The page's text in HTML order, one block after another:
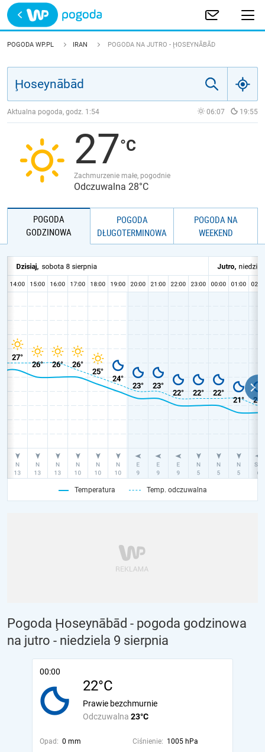
Trwa ładowanie
POLSKA
JAKOŚĆ POWIETRZA
POGODA WP.PL IRAN POGODA NA JUTRO - ḨOSEYNĀBĀD
Aktualna pogoda, godz. 1:54 06:07 19:55
27
Zachmurzenie małe, pogodnie
Odczuwalna 28°C
POGODA
GODZINOWA
POGODA
DŁUGOTERMINOWA
POGODA NA
WEEKEND
Temperatura Temp. odczuwalna
Pogoda Ḩoseynābād - pogoda godzinowa
na jutro - niedziela 9 sierpnia
00:00
22°C
Odczuwalna 23°C
Prawie bezchmurnie
Opad: 0 mm Ciśnienie: 1005 hPa